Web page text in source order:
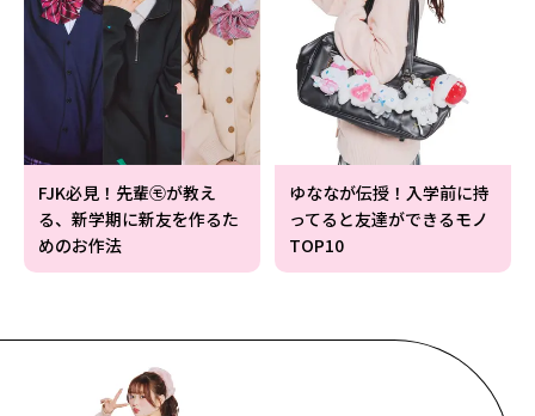
FJK必見！先輩㋲が教え
る、新学期に新友を作るた
めのお作法
ゆななが伝授！入学前に持
ってると友達ができるモノ
TOP10